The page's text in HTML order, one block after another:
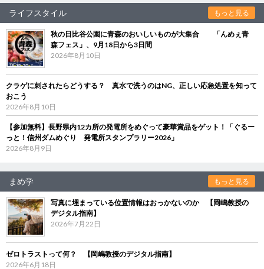
ライフスタイル もっと見る
秋の日比谷公園に青森のおいしいものが大集合 「んめぇ青
森フェス」、9月18日から3日間
2026年8月10日
クラゲに刺されたらどうする？ 真水で洗うのはNG、正しい応急処置を知って
おこう
2026年8月10日
【参加無料】長野県内12カ所の発電所をめぐって豪華賞品をゲット！「ぐるー
っと！信州ダムめぐり 発電所スタンプラリー2026」
2026年8月9日
まめ学 もっと見る
写真に埋まっている位置情報はおっかないのか 【岡嶋教授の
デジタル指南】
2026年7月22日
ゼロトラストって何？ 【岡嶋教授のデジタル指南】
2026年6月18日